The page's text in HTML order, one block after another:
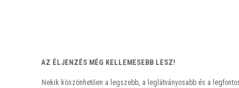
AZ ÉLJENZÉS MÉG KELLEMESEBB LESZ!
Nekik köszönhetően a legszebb, a leglátványosabb és a